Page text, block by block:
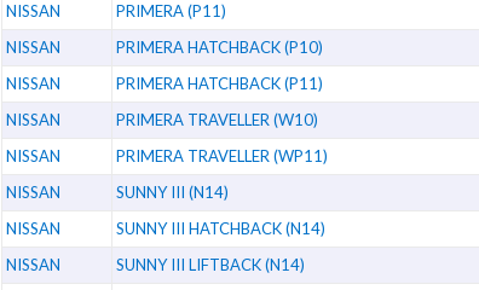
NISSAN PRIMERA (P11)
NISSAN PRIMERA HATCHBACK (P10)
NISSAN PRIMERA HATCHBACK (P11)
NISSAN PRIMERA TRAVELLER (W10)
NISSAN PRIMERA TRAVELLER (WP11)
NISSAN SUNNY III (N14)
NISSAN SUNNY III HATCHBACK (N14)
NISSAN SUNNY III LIFTBACK (N14)